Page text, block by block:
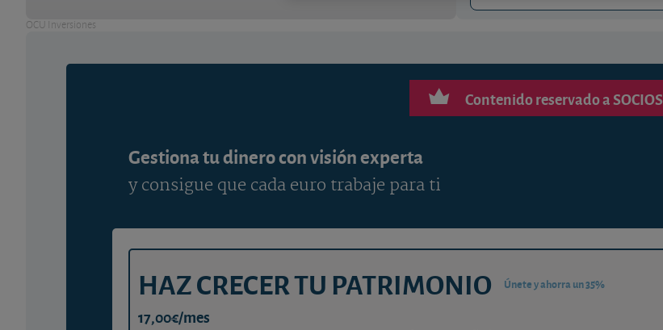
OCU Inversiones
Contenido reservado a SOCIOS
Gestiona tu dinero con visión experta
y consigue que cada euro trabaje para ti
HAZ CRECER TU PATRIMONIO Únete y ahorra un 35%
17,00€/mes